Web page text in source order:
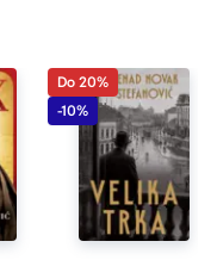
Do 20%
-10%